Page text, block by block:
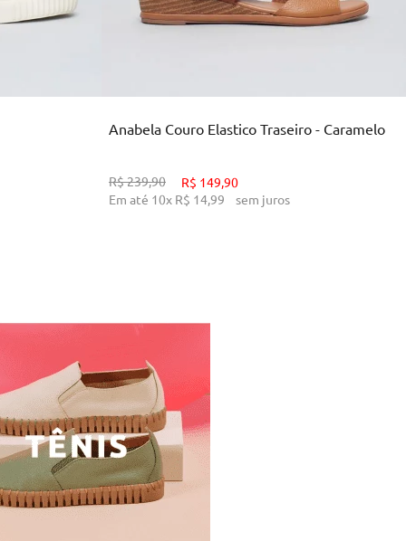
Anabela Couro Elastico Traseiro - Caramelo
R$239,90 R$ 149,90
Em até 10x R$ 14,99 sem juros